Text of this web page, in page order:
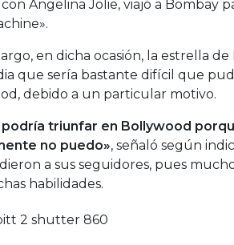
Angelina Jolie, viajó a Bombay
en dicha ocasión, la estrella
que sería bastante difícil que
debido a un particular motivo.
podría triunfar en Bollywood
no puedo», señaló según
a sus seguidores, pues
habilidades.